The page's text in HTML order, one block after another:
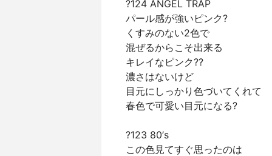
?124 ANGEL TRAP
パール感が強いピンク?
くすみのない2色で
混ぜるからこそ出来る
キレイなピンク??
濃さはないけど
目元にしっかり色づいてくれて
春色で可愛い目元になる?
?123 80’s
この色見てすぐ思ったのは